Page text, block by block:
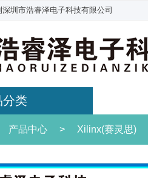
圳市浩睿泽电子科技有限公司
分类
产品中心 > Xilinx(赛灵思)